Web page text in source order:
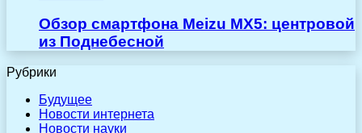
Обзор смартфона Meizu MX5: центровой
из Поднебесной
Рубрики
Будущее
Новости интернета
Новости науки